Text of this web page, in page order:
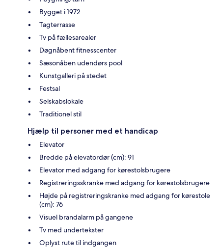
Bygget i 1972
Tagterrasse
Tv på fællesarealer
Døgnåbent fitnesscenter
Sæsonåben udendørs pool
Kunstgalleri på stedet
Festsal
Selskabslokale
Traditionel stil
Hjælp til personer med et handicap
Elevator
Bredde på elevatordør (cm): 91
Elevator med adgang for kørestolsbrugere
Registreringsskranke med adgang for kørestolsbrugere
Højde på registreringskranke med adgang for kørestole
(cm): 76
Visuel brandalarm på gangene
Tv med undertekster
Oplyst rute til indgangen